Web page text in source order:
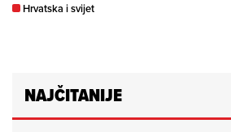
Hrvatska i svijet
NAJČITANIJE